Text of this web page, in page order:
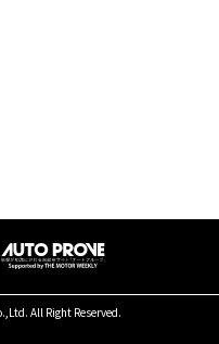
All Right Reserved.